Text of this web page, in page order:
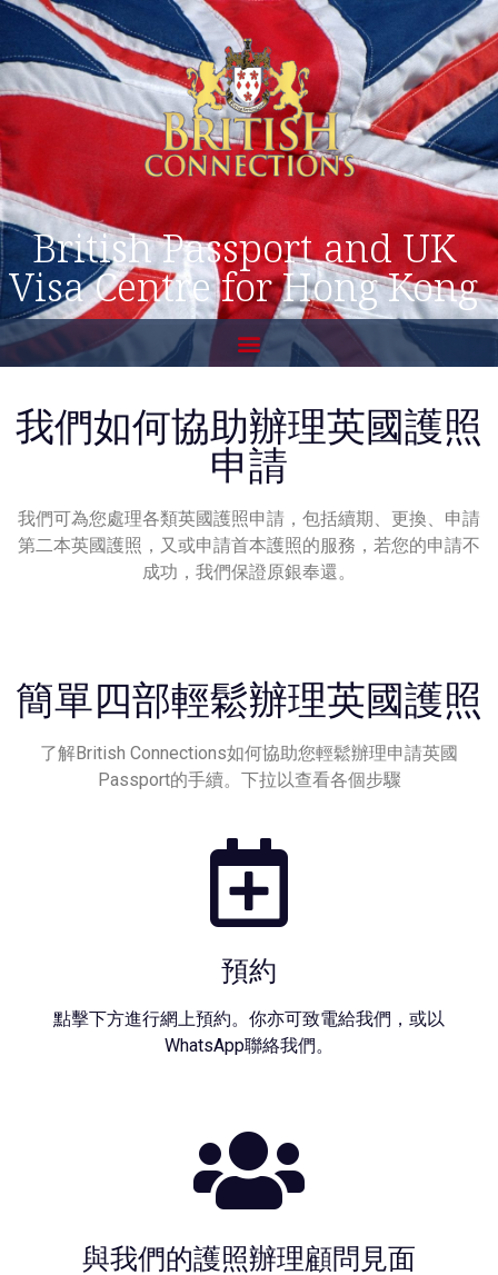
British Passport and UK
Visa Centre for Hong Kong
我們如何協助辦理英國護照
申請
我們可為您處理各類英國護照申請，包括續期、更換、申請
第二本英國護照，又或申請首本護照的服務，若您的申請不
成功，我們保證原銀奉還。
簡單四部輕鬆辦理英國護照
了解British Connections如何協助您輕鬆辦理申請英國
Passport的手續。下拉以查看各個步驟
預約
點擊下方進行網上預約。你亦可致電給我們，或以
WhatsApp聯絡我們。
與我們的護照辦理顧問見面